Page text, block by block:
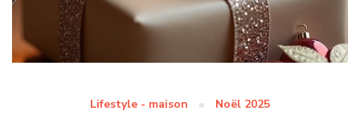
Lifestyle - maison Noël 2025